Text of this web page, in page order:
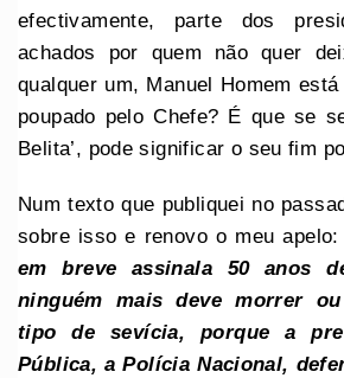
efectivamente, parte dos
achados por quem não quer
qualquer um, Manuel Homem
poupado pelo Chefe? É que se
Belita’, pode significar o seu fim
Num texto que publiquei no
sobre isso e renovo o meu apelo:
em breve assinala 50 anos
ninguém mais deve morrer
tipo de sevícia, porque a
Pública, a Polícia Nacional,